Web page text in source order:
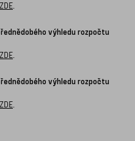
výhledu rozpočtu
výhledu rozpočtu